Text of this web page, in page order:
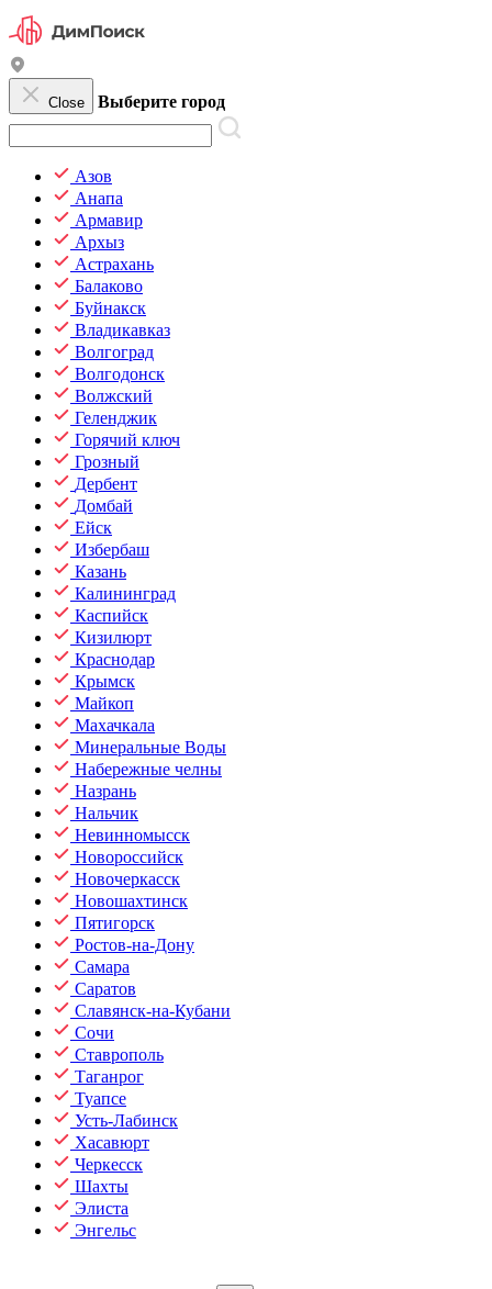
Close Выберите город
Азов
Анапа
Армавир
Архыз
Астрахань
Балаково
Буйнакск
Владикавказ
Волгоград
Волгодонск
Волжский
Геленджик
Горячий ключ
Грозный
Дербент
Домбай
Ейск
Избербаш
Казань
Калининград
Каспийск
Кизилюрт
Краснодар
Крымск
Майкоп
Махачкала
Минеральные Воды
Набережные челны
Назрань
Нальчик
Невинномысск
Новороссийск
Новочеркасск
Новошахтинск
Пятигорск
Ростов-на-Дону
Самара
Саратов
Славянск-на-Кубани
Сочи
Ставрополь
Таганрог
Туапсе
Усть-Лабинск
Хасавюрт
Черкесск
Шахты
Элиста
Энгельс